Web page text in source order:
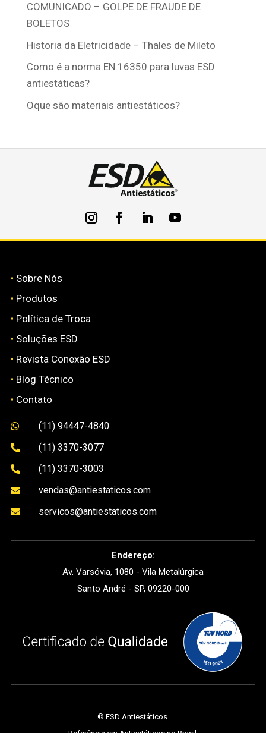
COMUNICADO – GOLPE DE FRAUDE DE
BOLETOS
Historia da Eletricidade – Thales de Mileto
Como é a norma EN 16350 para luvas ESD
antiestáticas?
Oque são materiais antiestáticos?
• Sobre Nós
• Produtos
• Política de Troca
• Soluções ESD
• Revista Conexão ESD
• Blog Técnico
• Contato
 (11) 94447-4840
 (11) 3370-3077
 (11) 3370-3003
 vendas@antiestaticos.com
 servicos@antiestaticos.com
Endereço:
Av. Varsóvia, 1080 - Vila Metalúrgica
Santo André - SP, 09220-000
© ESD Antiestáticos.